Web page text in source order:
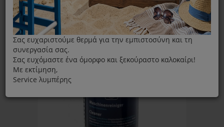
Σας ευχαριστούμε θερμά για την εμπιστοσύνη και τη
συνεργασία σας.
Σας ευχόμαστε ένα όμορφο και ξεκούραστο καλοκαίρι!
Με εκτίμηση,
Service λυμπέρης